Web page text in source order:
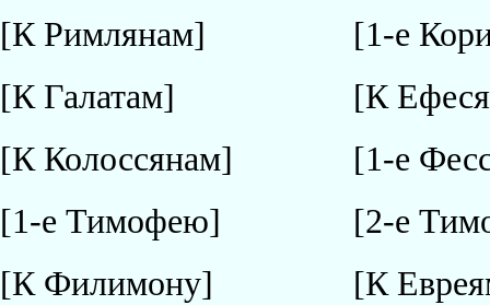
[К Римлянам]
[1-е
[К Галатам]
[К
[К Колоссянам]
[1-е
[1-е Тимофею]
[2-е
[К Филимону]
[К